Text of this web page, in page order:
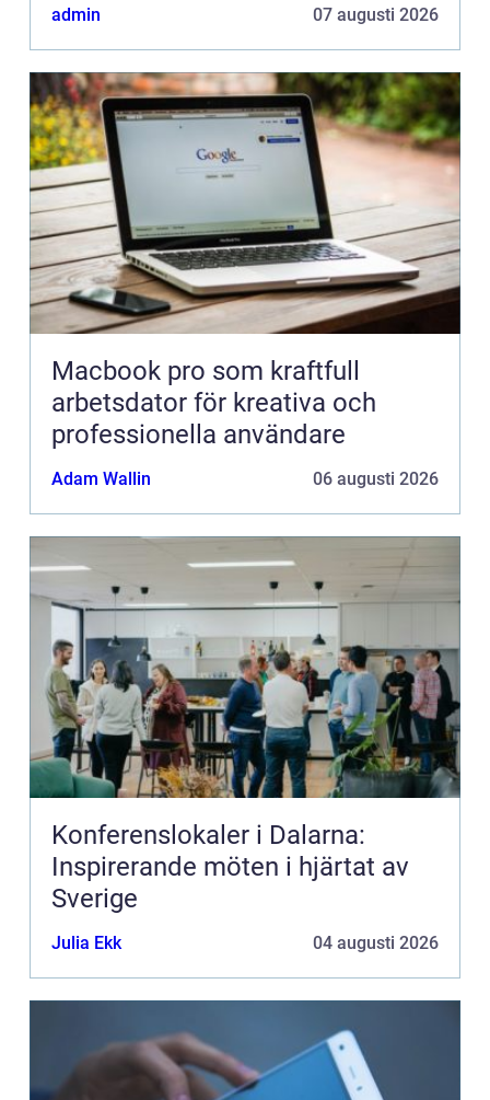
admin 07 augusti 2026
Macbook pro som kraftfull
arbetsdator för kreativa och
professionella användare
Adam Wallin 06 augusti 2026
Konferenslokaler i Dalarna:
Inspirerande möten i hjärtat av
Sverige
Julia Ekk 04 augusti 2026